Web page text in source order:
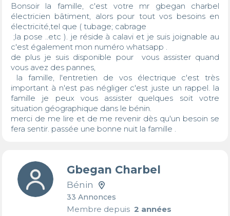
Bonsoir la famille, c'est votre mr gbegan charbel
électricien bâtiment, alors pour tout vos besoins en
électricité,tel que ( tubage; cabrage
c'est également mon numéro whatsapp .
de plus je suis disponible pour  vous assister quand
vous avez des pannes,
important à n'est pas négliger c'est juste un rappel. la
famille je peux vous assister quelques soit votre
situation géographique dans le bénin.
merci de me lire et de me revenir dès qu'un besoin se
fera sentir. passée une bonne nuit la famille .
Gbegan Charbel
Bénin
33 Annonces
Membre depuis2 années